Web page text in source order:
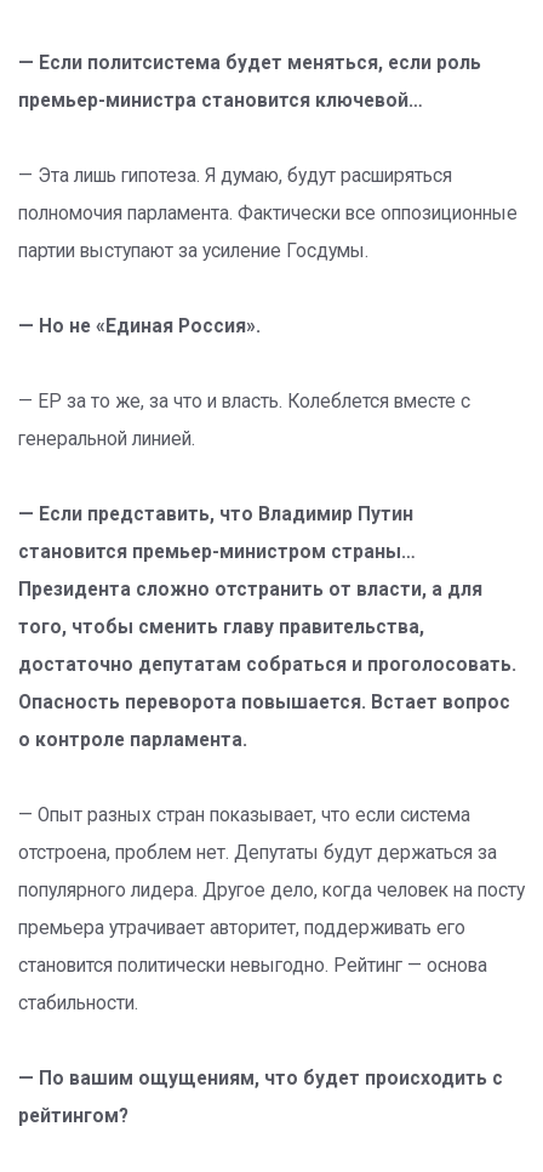
— Если политсистема будет меняться, если роль
премьер-министра становится ключевой…
— Эта лишь гипотеза. Я думаю, будут расширяться
полномочия парламента. Фактически все оппозиционные
партии выступают за усиление Госдумы.
— Но не «Единая Россия».
— ЕР за то же, за что и власть. Колеблется вместе с
генеральной линией.
— Если представить, что Владимир Путин
становится премьер-министром страны…
Президента сложно отстранить от власти, а для
того, чтобы сменить главу правительства,
достаточно депутатам собраться и проголосовать.
Опасность переворота повышается. Встает вопрос
о контроле парламента.
— Опыт разных стран показывает, что если система
отстроена, проблем нет. Депутаты будут держаться за
популярного лидера. Другое дело, когда человек на посту
премьера утрачивает авторитет, поддерживать его
становится политически невыгодно. Рейтинг — основа
стабильности.
— По вашим ощущениям, что будет происходить с
рейтингом?